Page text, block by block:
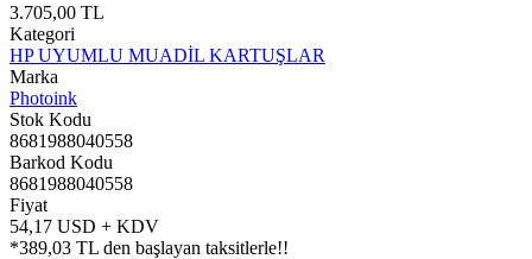
3.705,00 TL
Kategori
HP UYUMLU MUADİL KARTUŞLAR
Marka
Photoink
Stok Kodu
8681988040558
Barkod Kodu
8681988040558
Fiyat
54,17 USD + KDV
*389,03 TL den başlayan taksitlerle!!